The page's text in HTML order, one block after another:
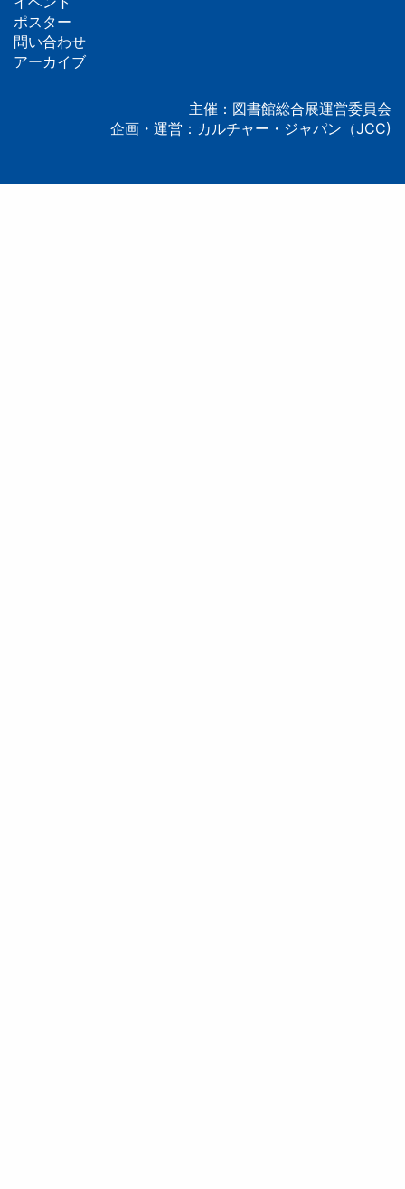
ッ
タ
ポスター
問い合わせ
アーカイブ
主催：図書館総合展運営委員会
企画・運営：カルチャー・ジャパン（JCC)